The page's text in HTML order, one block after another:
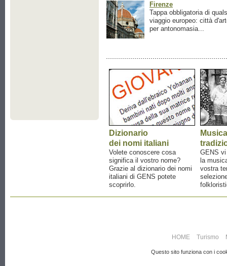
Firenze
Tappa obbligatoria di
viaggio europeo: città
per antonomasia...
Dizionario
dei nomi italiani
Volete conoscere cosa
significa il vostro nome?
Grazie al dizionario dei nomi
italiani di GENS potete
scoprirlo.
Musica
GENS
la
vostra
HOME Turismo
Questo sito funziona con i